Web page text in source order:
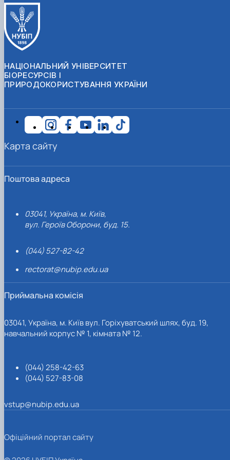
НАЦІОНАЛЬНИЙ УНІВЕРСИТЕТ
БІОРЕСУРСІВ І
ПРИРОДОКОРИСТУВАННЯ УКРАЇНИ
Поштова адреса
03041, Україна, м. Київ,
вул. Героїв Оборони, буд. 15.
(044) 527-82-42
rectorat@nubip.edu.ua
Приймальна комісія
03041, Україна, м. Київ вул. Горіхуватський шлях, буд. 19,
навчальний корпус № 1, кімната № 12.
(044) 258-42-63
(044) 527-83-08
vstup@nubip.edu.ua
Карта сайту
Офіційний портал сайту